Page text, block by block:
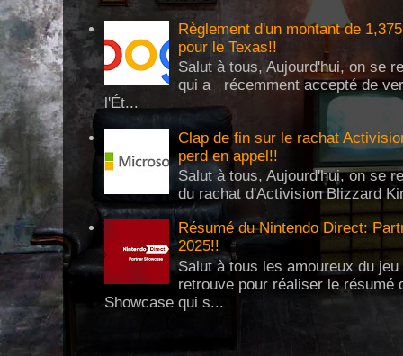
Règlement d'un montant de
pour le Texas!!
Salut à tous, Aujourd'hui, on se
qui a récemment accepté de
l'Ét...
Clap de fin sur le rachat
perd en appel!!
Salut à tous, Aujourd'hui, on se
du rachat d'Activision Blizzard
Résumé du Nintendo Direct:
2025!!
Salut à tous les amoureux du
retrouve pour réaliser le résumé
Showcase qui s...